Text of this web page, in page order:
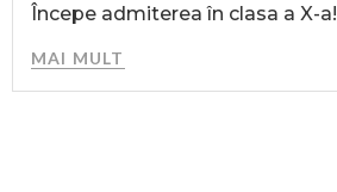
Începe admiterea în clasa a X-a!
MAI MULT